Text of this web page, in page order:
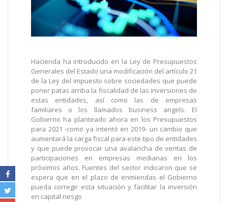
Hacienda ha introducido en la Ley de Presupuestos
Generales del Estado una modificación del artículo 21
de la Ley del impuesto sobre sociedades que puede
poner patas arriba la fiscalidad de las inversiones de
estas entidades, así como las de empresas
familiares o los llamados business angels. El
Gobierno ha planteado ahora en los Presupuestos
para 2021 -como ya intentó en 2019- un cambio que
aumentará la carga fiscal para este tipo de entidades
y que puede provocar una avalancha de ventas de
participaciones en empresas medianas en los
próximos años. Fuentes del sector indicaron que se
espera que en el plazo de enmiendas el Gobierno
pueda corregir esta situación y facilitar la inversión
en capital riesgo